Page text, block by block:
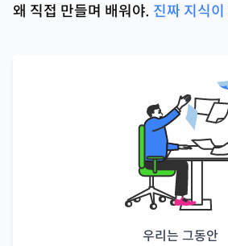
왜 직접 만들며 배워야. 진짜 지식
우리는 그동안